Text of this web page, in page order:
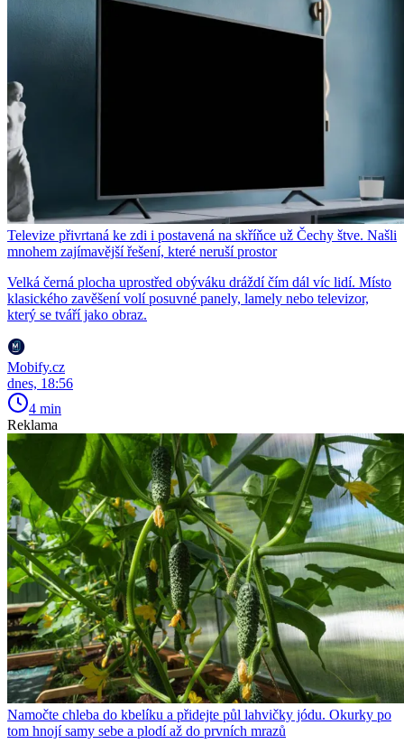
Televize přivrtaná ke zdi i postavená na skříňce už Čechy štve. Našli
mnohem zajímavější řešení, které neruší prostor
Velká černá plocha uprostřed obýváku dráždí čím dál víc lidí. Místo
klasického zavěšení volí posuvné panely, lamely nebo televizor,
který se tváří jako obraz.
Mobify.cz
dnes, 18:56
4 min
Reklama
Namočte chleba do kbelíku a přidejte půl lahvičky jódu. Okurky po
tom hnojí samy sebe a plodí až do prvních mrazů